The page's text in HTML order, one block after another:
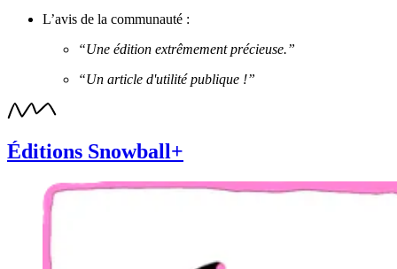
L’avis de la communauté :
“Une édition extrêmement précieuse.”
“Un article d'utilité publique !”
Éditions Snowball+